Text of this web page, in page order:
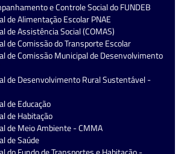
e Controle Social do FUNDEB
de Alimentação Escolar PNAE
de Assistência Social (COMAS)
de Comissão do Transporte Escolar
de Comissão Municipal de Desenvolvimento
de Desenvolvimento Rural Sustentável -
de Educação
de Habitação
de Meio Ambiente - CMMA
de Saúde